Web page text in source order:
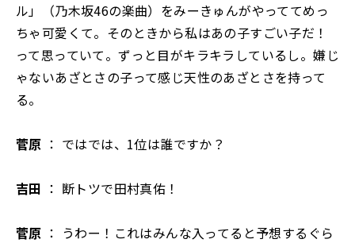
ル」（乃木坂46の楽曲）をみーきゅんがやっててめっ
ちゃ可愛くて。そのときから私はあの子すごい子だ！
って思っていて。ずっと目がキラキラしているし。嫌じ
ゃないあざとさの子って感じ天性のあざとさを持って
る。
菅原 ： ではでは、1位は誰ですか？
吉田 ： 断トツで田村真佑！
菅原 ： うわー！これはみんな入ってると予想するぐら